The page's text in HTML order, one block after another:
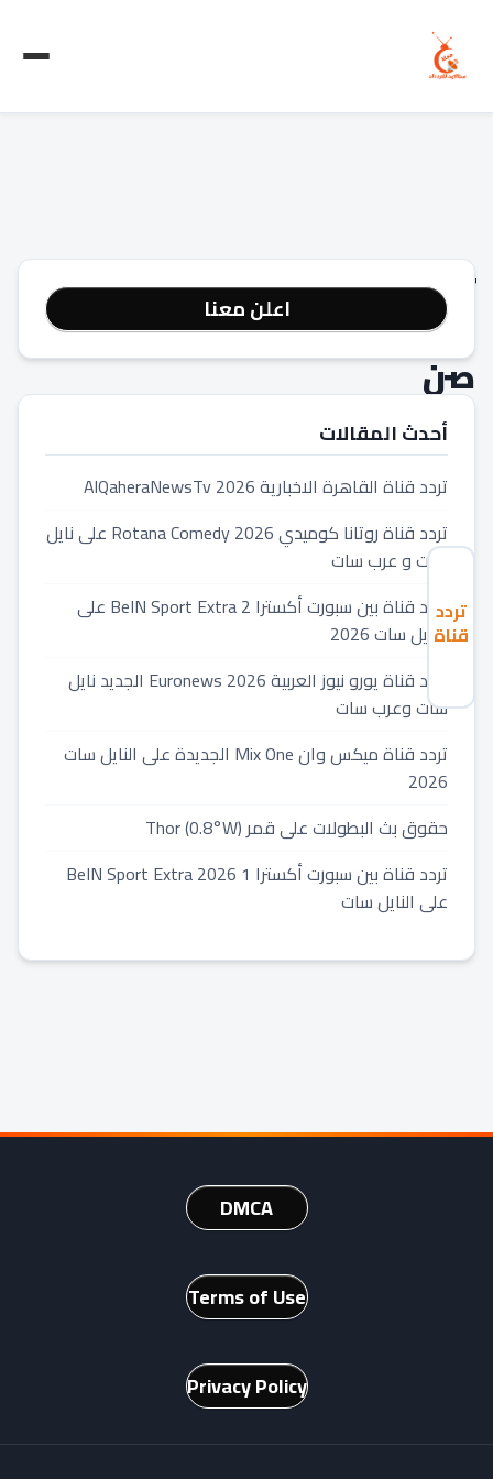
تردد
قناة
صن
جيمني
تردد
قناة
جيمني
Sun TV
2026
اعلن معنا
أحدث المقالات
تردد قناة القاهرة الاخبارية 2026 AlQaheraNewsTv
تردد قناة روتانا كوميدي 2026 Rotana Comedy على نايل
سات و عرب سات
تردد قناة بين سبورت أكسترا 2 BeIN Sport Extra على
النايل سات 2026
تردد قناة يورو نيوز العربية 2026 Euronews الجديد نايل
سات وعرب سات
تردد قناة ميكس وان Mix One الجديدة على النايل سات
2026
حقوق بث البطولات على قمر Thor (0.8°W)
تردد قناة بين سبورت أكسترا 1 2026 BeIN Sport Extra
على النايل سات
DMCA
Terms of Use
Privacy Policy